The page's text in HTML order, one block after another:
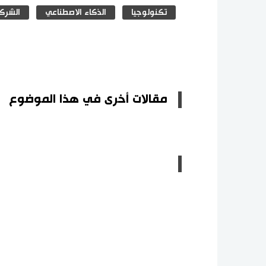
تكنولوجيا الذكاء الاصطناعي
مقالات أخرى في هذا الموضوع